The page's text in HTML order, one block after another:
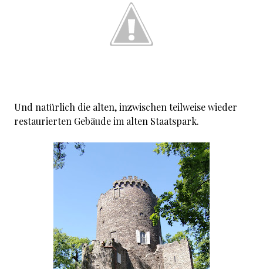
Und natürlich die alten, inzwischen teilweise wieder
restaurierten Gebäude im alten Staatspark.